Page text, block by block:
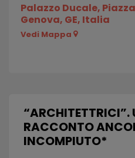
Palazzo Ducale,
Genova, GE, Italia
Vedi Mappa
“ARCHITETTRICI”.
RACCONTO
INCOMPIUTO*